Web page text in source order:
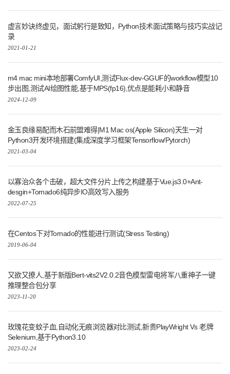
虚言妙诀终虚见，面试躬行是致知，Python技术面试策略与技巧实战记
录
2021-01-21
m4 mac mini本地部署ComfyUI,测试Flux-dev-GGUF的workflow模型10
步出图,测试AI绘图性能,基于MPS(fp16),优点是能耗小和静音
2024-12-09
金玉良缘易配而木石前盟难得|M1 Mac os(Apple Silicon)天生一对
Python3开发环境搭建(集成深度学习框架Tensorflow/Pytorch)
2021-03-04
以寡治众各个击破，超大文件分片上传之构建基于Vue.js3.0+Ant-
desgin+Tornado6纯异步IO高效写入服务
2022-07-25
在Centos下对Tornado的性能进行测试(Stress Testing)
2019-06-04
又欲又撩人,基于新版Bert-vits2V2.0.2音色模型雷电将军八重神子一键
推理整合包分享
2023-11-20
玫瑰花变蚊子血,自动化无痕浏览器对比测试,新贵PlayWright Vs 老牌
Selenium,基于Python3.10
2023-02-24